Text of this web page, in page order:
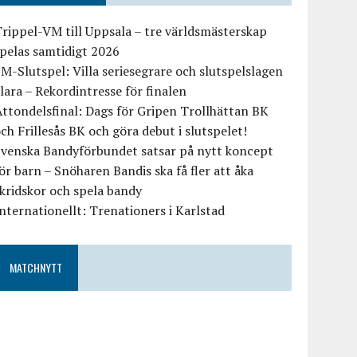
VM till Uppsala – tre världsmästerskap
samtidigt 2026
Slutspel: Villa seriesegrare och slutspelslagen
– Rekordintresse för finalen
Dags för Gripen Trollhättan BK
Frillesås BK och göra debut i slutspelet!
Bandyförbundet satsar på nytt koncept
barn – Snöharen Bandis ska få fler att åka
och spela bandy
Trenationers i Karlstad
MATCHNYTT